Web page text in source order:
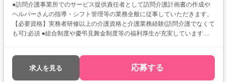
●訪問介護事業所でのサービス提供責任者として訪問介護計画書の作成や
ヘルパーさんの指導・シフト管理等の業務全般に従事していただきます。
【必要資格】実務者研修以上の介護資格と介護業務経験(訪問介護でなくて
も可):必須 ●組合制度や慶弔見舞金制度等の福利厚生が充実していますの
求人を見る 応募する